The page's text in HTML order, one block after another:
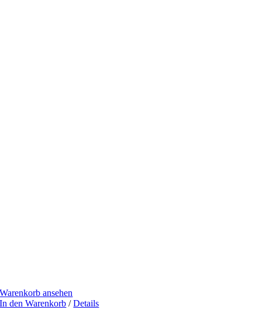
Warenkorb ansehen
In den Warenkorb / Details